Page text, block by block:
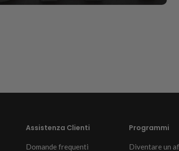
Assistenza Clienti
Domande frequenti
Programmi
Diventare un